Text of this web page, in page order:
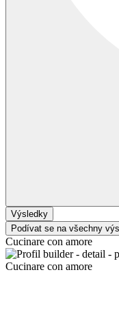
Výsledky
Podívat se na všechny
Cucinare con amore
Cucinare con amore